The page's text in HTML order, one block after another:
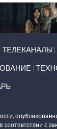
ТЕЛЕКАНАЛЫ
соответствии с